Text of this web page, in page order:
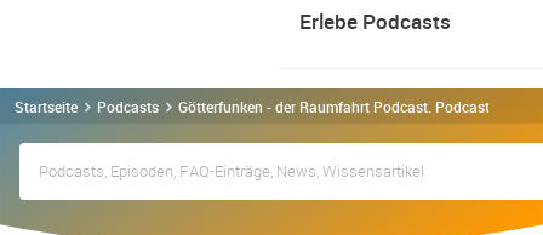
Erlebe Podcasts
Startseite Podcasts Götterfunken - der Raumfahrt Podcast. Podcast